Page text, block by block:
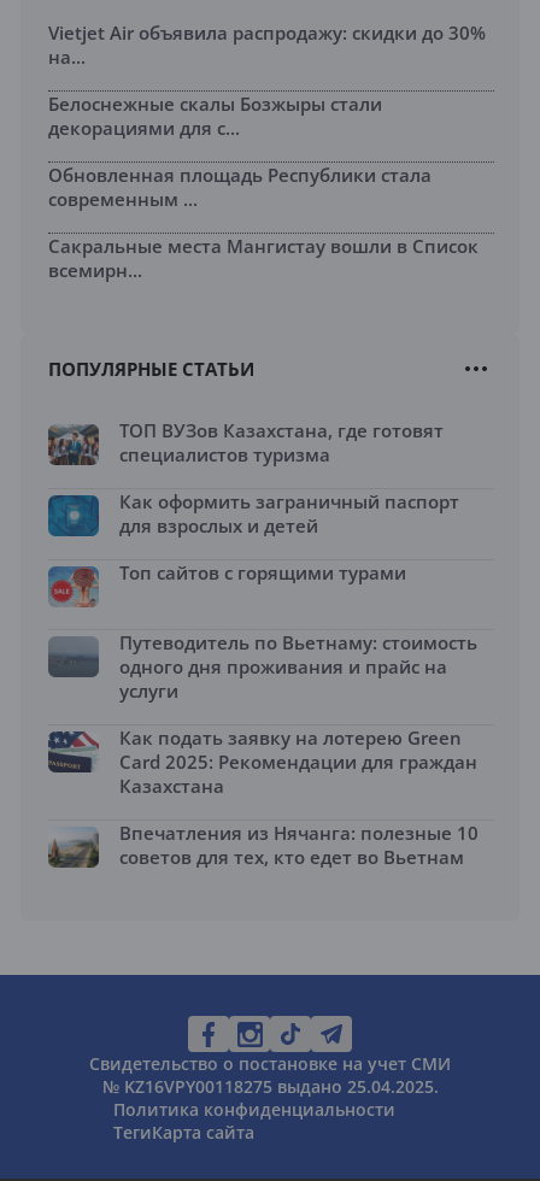
Vietjet Air объявила распродажу: скидки до 30%
на...
Белоснежные скалы Бозжыры стали
декорациями для с...
Обновленная площадь Республики стала
современным ...
Сакральные места Мангистау вошли в Список
всемирн...
ПОПУЛЯРНЫЕ СТАТЬИ
ТОП ВУЗов Казахстана, где готовят
специалистов туризма
Как оформить заграничный паспорт
для взрослых и детей
Топ сайтов с горящими турами
Путеводитель по Вьетнаму: стоимость
одного дня проживания и прайс на
услуги
Как подать заявку на лотерею Green
Card 2025: Рекомендации для граждан
Казахстана
Впечатления из Нячанга: полезные 10
советов для тех, кто едет во Вьетнам
Свидетельство о постановке на учет СМИ
№ KZ16VPY00118275 выдано 25.04.2025.
Политика конфиденциальности
ТегиКарта сайта